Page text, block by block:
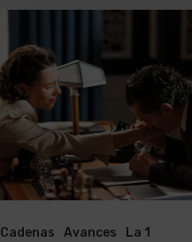
Cadenas Avances La 1